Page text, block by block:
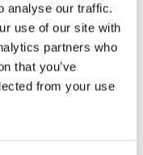
analyse our traffic.
use of our site with
partners who
that you’ve
from your use